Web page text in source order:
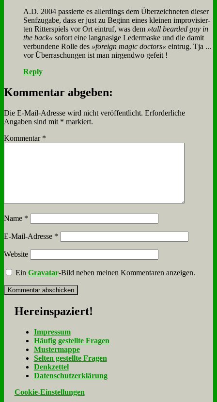
A.D. 2004 pas­sier­te es al­ler­dings dem Über­zeich­ne­ten die­ser
Senf­zu­ga­be, dass er just zu Be­ginn ei­nes klei­nen im­pro­vi­sier­
ten Rit­ter­spiels vor Ort eint­ruf, was dem »tall be­ard­ed guy in
the back« so­fort ei­ne lang­na­si­ge Le­der­mas­ke und die da­mit
ver­bun­de­ne Rol­le des »for­eign ma­gic doc­tors« ein­trug. Tja ...
vor Über­ra­schun­gen ist man nir­gend­wo ge­feit !
Reply
Kommentar abgeben:
Die E-Mail-Adresse wird nicht veröffentlicht. Erforderliche
Angaben sind mit * markiert.
Kommentar *
Name *
E-Mail-Adresse *
Website
EinGravatar-Bild neben meinen Kommentaren anzeigen.
Her­ein­spa­ziert!
Im­pres­sum
Häu­fig ge­stell­te Fra­gen
Mu­ster­map­pe
Sel­ten ge­stell­te Fra­gen
Denk­zet­tel
Da­ten­schutz­er­klä­rung
Cookie-Einstellungen